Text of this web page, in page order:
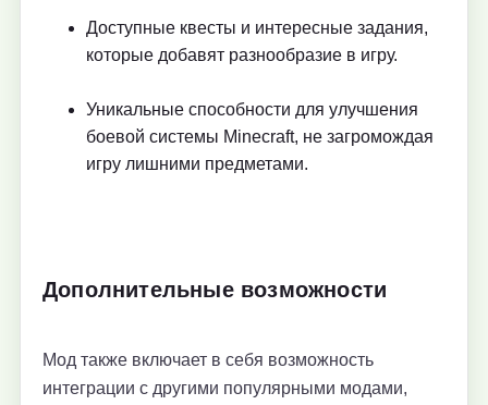
Доступные квесты и интересные задания,
которые добавят разнообразие в игру.
Уникальные способности для улучшения
боевой системы Minecraft, не загромождая
игру лишними предметами.
Дополнительные возможности
Мод также включает в себя возможность
интеграции с другими популярными модами,